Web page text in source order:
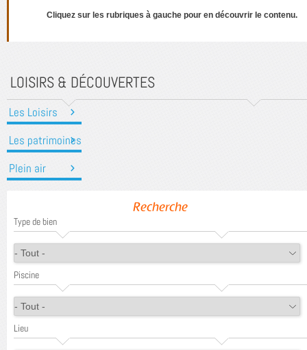
LOISIRS & DÉCOUVERTES
Les Loisirs
Les patrimoines
Plein air
Recherche
Type de bien
Piscine
Lieu
Cliquez sur les rubriques à gauche pour en découvrir le contenu.